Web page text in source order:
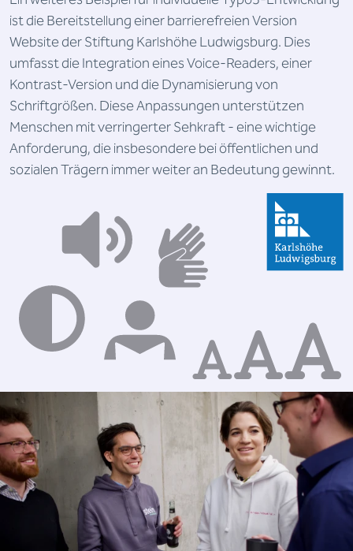
ist die Bereitstellung einer barrierefreien Version
Website der Stiftung Karlshöhe Ludwigsburg. Dies
umfasst die Integration eines Voice-Readers, einer
Kontrast-Version und die Dynamisierung von
Schriftgrößen. Diese Anpassungen unterstützen
Menschen mit verringerter Sehkraft - eine wichtige
Anforderung, die insbesondere bei öffentlichen und
sozialen Trägern immer weiter an Bedeutung gewinnt.